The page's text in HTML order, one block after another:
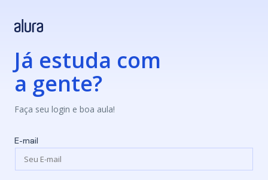
Já estuda com
a gente?
Faça seu login e boa aula!
E-mail